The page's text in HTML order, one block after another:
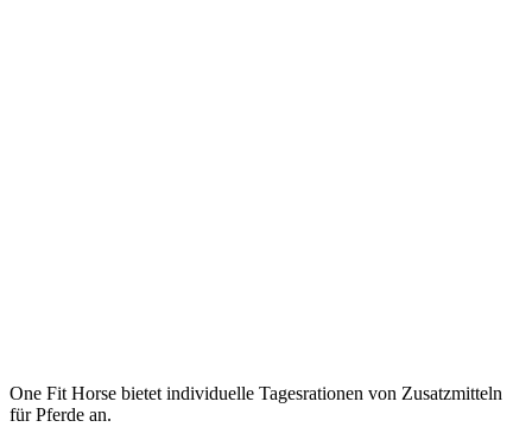
One Fit Horse bietet individuelle Tagesrationen von Zusatzmitteln
für Pferde an.